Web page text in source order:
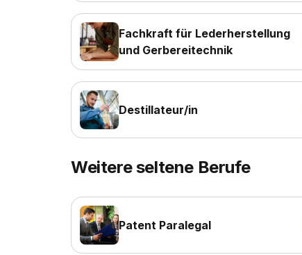
Fachkraft für Lederherstellung
und Gerbereitechnik
Destillateur/in
Weitere seltene Berufe
Patent Paralegal